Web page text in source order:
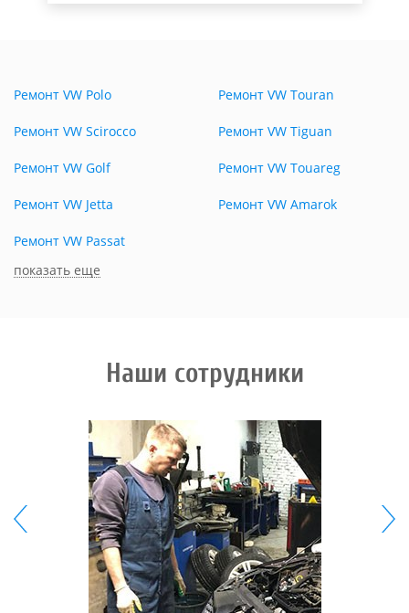
Ремонт VW Polo
Ремонт VW Scirocco
Ремонт VW Golf
Ремонт VW Jetta
Ремонт VW Passat
Ремонт VW Touran
Ремонт VW Tiguan
Ремонт VW Touareg
Ремонт VW Amarok
показать еще
Наши сотрудники